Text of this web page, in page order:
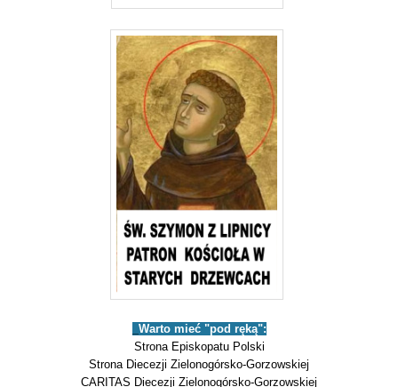
Warto mieć "pod ręką":
Strona Episkopatu Polski
Strona Diecezji Zielonogórsko-Gorzowskiej
CARITAS Diecezji Zielonogórsko-Gorzowskiej